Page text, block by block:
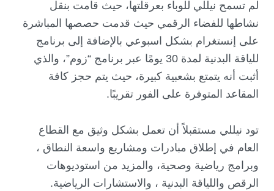
لم تسمح نيللي للوباء بعرقلتها، حيث قامت بنقل
نشاطها للفضاء الرقمي حيث قدمت حصصها المباشرة
على إنستغرام بشكل اسبوعي بالإضافة إلى برنامج
للياقة البدنية لمدة 30 يومًا عبر برنامج “زوم”، والذي
أثبت أنه يتمتع بشعبية كبيرة، حيث يتم حجز كافة
المقاعد المتوفرة على الفور تقريبًا.
تود نيللي مستقبلاً أن تعمل بشكل وثيق مع القطاع
العام في إطلاق مبادرات ومشاريع واسعة النطاق ،
وبرامج رياضية وصحية، والمزيد من استوديوهات
الرقص واللياقة البدنية ، والاستشارات الرياضية.